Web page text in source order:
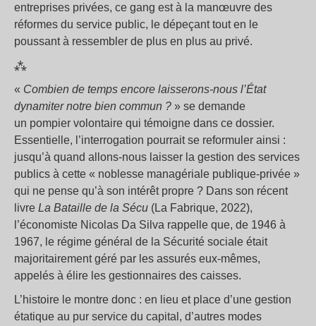
entreprises privées, ce gang est à la manœuvre des
réformes du service public, le dépeçant tout en le
poussant à ressembler de plus en plus au privé.
⁂
« Combien de temps encore laisserons-nous l’État
dynamiter notre bien commun ? » se demande
un pompier volontaire qui témoigne dans ce dossier.
Essentielle, l’interrogation pourrait se reformuler ainsi :
jusqu’à quand allons-nous laisser la gestion des services
publics à cette « noblesse managériale publique-privée »
qui ne pense qu’à son intérêt propre ? Dans son récent
livre La Bataille de la Sécu (La Fabrique, 2022),
l’économiste Nicolas Da Silva rappelle que, de 1946 à
1967, le régime général de la Sécurité sociale était
majoritairement géré par les assurés eux-mêmes,
appelés à élire les gestionnaires des caisses.
L’histoire le montre donc : en lieu et place d’une gestion
étatique au pur service du capital, d’autres modes